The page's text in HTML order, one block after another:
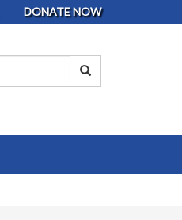
DONATE NOW